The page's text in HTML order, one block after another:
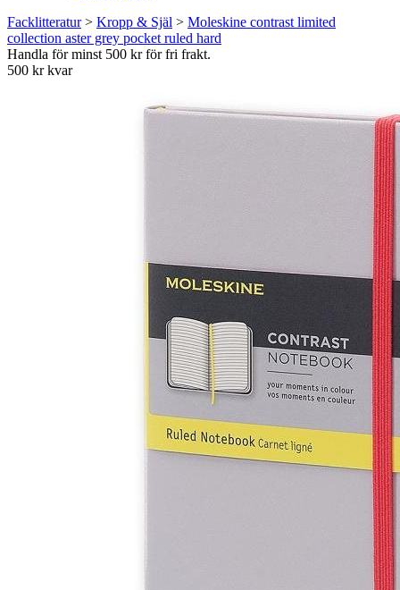
Facklitteratur> Kropp & Själ > Moleskine contrast limited
collection aster grey pocket ruled hard
Handla för minst 500 kr för fri frakt.
500 kr kvar